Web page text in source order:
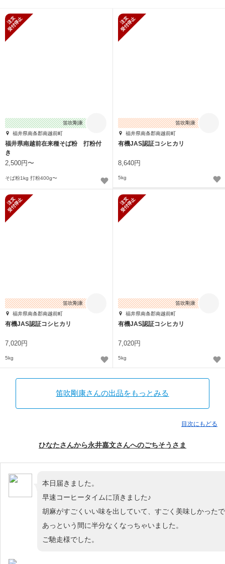
笛吹剛康
福井県南条郡南越前町
福井県南越前在来種そば粉 打粉付
き
2,500円〜
そば粉1kg 打粉400g〜
笛吹剛康
福井県南条郡南越前町
有機JAS認証コシヒカリ
8,640円
5kg
笛吹剛康
福井県南条郡南越前町
有機JAS認証コシヒカリ
7,020円
5kg
笛吹剛康
福井県南条郡南越前町
有機JAS認証コシヒカリ
7,020円
5kg
笛吹剛康さんの出品をもっとみる
目次にもどる
ひなたさんから永井嘉文さんへのごちそうさま
本日届きました。
早速コーヒータイムに頂きました♪
胡麻がすごくいい味を出していて、すごく美味しかった
あっという間に半分なくなっちゃいました。
ご馳走様でした。